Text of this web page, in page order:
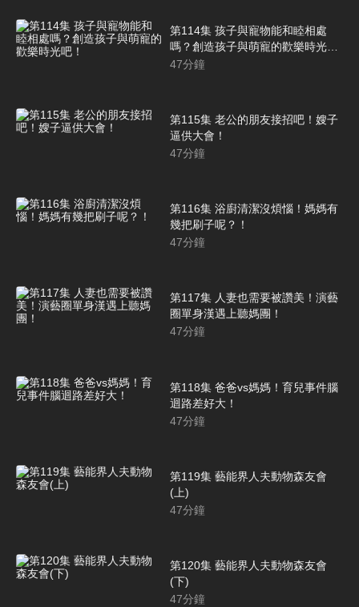
第114集 孩子與寵物能和睦相處
嗎？創造孩子與萌寵的歡樂時光
吧！
47分鐘
第115集 老公的朋友接招吧！嫂子
逼供大會！
47分鐘
第116集 浴廚清潔沒煩惱！媽媽有
幾把刷子呢？！
47分鐘
第117集 人妻也需要被讚美！演藝
圈單身漢遇上聽媽團！
47分鐘
第118集 爸爸vs媽媽！育兒事件腦
迴路差好大！
47分鐘
第119集 藝能界人夫動物森友會
(上)
47分鐘
第120集 藝能界人夫動物森友會
(下)
47分鐘